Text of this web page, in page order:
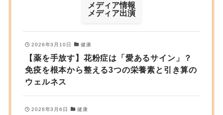
メディア情報
メディア出演
2026年3月10日 健康
【薬を手放す】花粉症は「愛あるサイン」？
免疫を根本から整える3つの栄養素と引き算の
ウェルネス
2026年3月6日 健康